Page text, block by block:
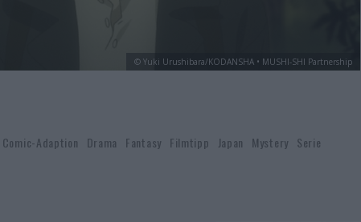
© Yuki Urushibara/KODANSHA • MUSHI-SHI Partnership
Comic-Adaption Drama Fantasy Filmtipp Japan Mystery Serie